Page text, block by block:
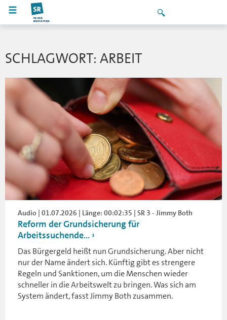
SCHLAGWORT: ARBEIT
Audio | 01.07.2026 | Länge: 00:02:35 | SR 3 - Jimmy Both
Reform der Grundsicherung für
Arbeitssuchende...
Das Bürgergeld heißt nun Grundsicherung. Aber nicht
nur der Name ändert sich. Künftig gibt es strengere
Regeln und Sanktionen, um die Menschen wieder
schneller in die Arbeitswelt zu bringen. Was sich am
System ändert, fasst Jimmy Both zusammen.